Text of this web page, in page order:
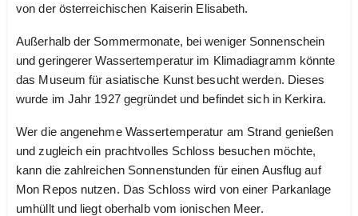
von der österreichischen Kaiserin Elisabeth.
Außerhalb der Sommermonate, bei weniger Sonnenschein
und geringerer Wassertemperatur im Klimadiagramm könnte
das Museum für asiatische Kunst besucht werden. Dieses
wurde im Jahr 1927 gegründet und befindet sich in Kerkira.
Wer die angenehme Wassertemperatur am Strand genießen
und zugleich ein prachtvolles Schloss besuchen möchte,
kann die zahlreichen Sonnenstunden für einen Ausflug auf
Mon Repos nutzen. Das Schloss wird von einer Parkanlage
umhüllt und liegt oberhalb vom ionischen Meer.